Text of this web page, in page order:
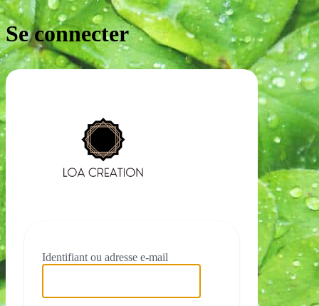
Se connecter
https://
Identifiant ou adresse e-mail